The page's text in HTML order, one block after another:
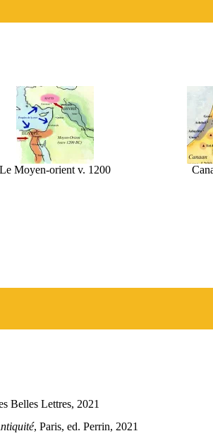
Le Moyen-orient v. 1200
Belles Lettres, 2021
, Paris, ed. Perrin, 2021